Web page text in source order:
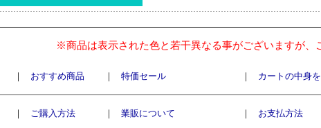
※商品は表示された色と若干異なる事がございますが、
｜ おすすめ商品 ｜ 特価セール ｜ カートの中身
｜ ご購入方法 ｜ 業販について ｜ お支払方法